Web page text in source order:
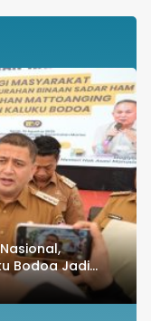
Bodoa Jadi